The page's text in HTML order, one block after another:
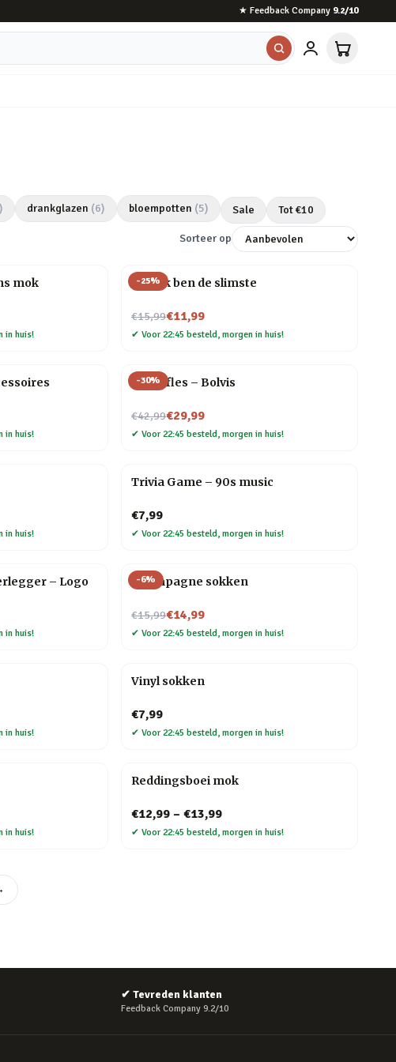
★ Feedback Company 9.2/10
) drankglazen (6) bloempotten (5) Sale Tot €10
Sorteer op
mok
in huis!
-25%
Mok Ik ben de slimste
€15,99
Nu voor€11,99
✔ Voor 22:45 besteld, morgen in huis!
in huis!
-30%
Waterfles – Bolvis
€42,99
Nu voor€29,99
✔ Voor 22:45 besteld, morgen in huis!
in huis!
Trivia Game – 90s music
€7,99
✔ Voor 22:45 besteld, morgen in huis!
– Logo
in huis!
-6%
Champagne sokken
€15,99
Nu voor€14,99
✔ Voor 22:45 besteld, morgen in huis!
in huis!
Vinyl sokken
€7,99
✔ Voor 22:45 besteld, morgen in huis!
in huis!
Reddingsboei mok
€12,99 – €13,99
✔ Voor 22:45 besteld, morgen in huis!
✔ Tevreden klanten
Feedback Company 9.2/10